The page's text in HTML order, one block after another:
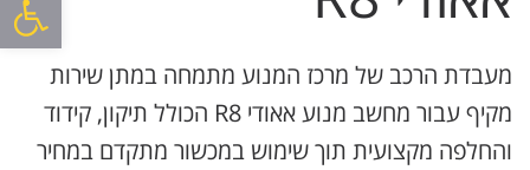
מעבדת הרכב של מרכז המנוע מתמחה במתן שירות
מקיף עבור מחשב מנוע אאודי R8 הכולל תיקון, קידוד
והחלפה מקצועית תוך שימוש במכשור מתקדם במחיר